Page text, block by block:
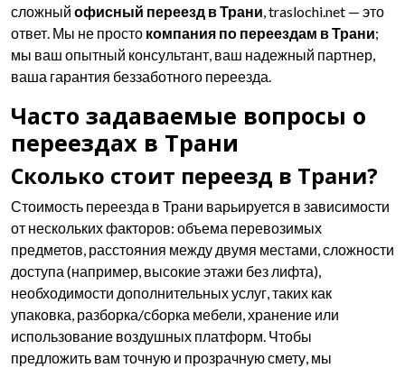
сложный офисный переезд в Трани, traslochi.net — это
ответ. Мы не просто компания по переездам в Трани;
мы ваш опытный консультант, ваш надежный партнер,
ваша гарантия беззаботного переезда.
Часто задаваемые вопросы о
переездах в Трани
Сколько стоит переезд в Трани?
Стоимость переезда в Трани варьируется в зависимости
от нескольких факторов: объема перевозимых
предметов, расстояния между двумя местами, сложности
доступа (например, высокие этажи без лифта),
необходимости дополнительных услуг, таких как
упаковка, разборка/сборка мебели, хранение или
использование воздушных платформ. Чтобы
предложить вам точную и прозрачную смету, мы